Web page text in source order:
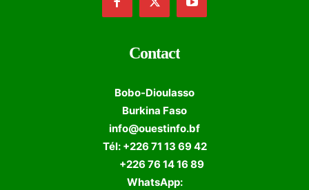
Contact
Bobo-Dioulasso
Burkina Faso
info@ouestinfo.bf
Tél: +226 71 13 69 42
+226 76 14 16 89
WhatsApp: